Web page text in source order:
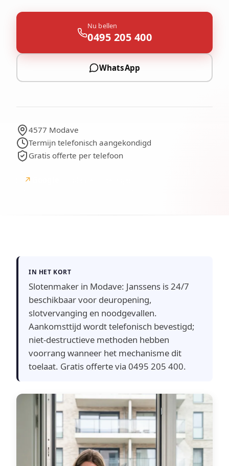
Nu bellen
0495 205 400
WhatsApp
4577 Modave
Termijn telefonisch aangekondigd
Gratis offerte per telefoon
↗
IN HET KORT
Slotenmaker in Modave: Janssens is 24/7
beschikbaar voor deuropening,
slotvervanging en noodgevallen.
Aankomsttijd wordt telefonisch bevestigd;
niet-destructieve methoden hebben
voorrang wanneer het mechanisme dit
toelaat. Gratis offerte via 0495 205 400.